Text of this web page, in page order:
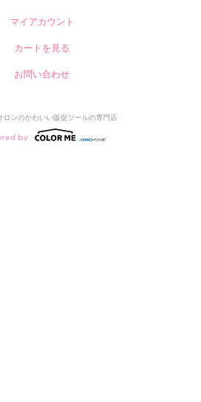
マイアカウント
カートを見る
お問い合わせ
ロンのかわいい販促ツールの専門店
by